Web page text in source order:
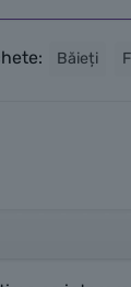
Băieți